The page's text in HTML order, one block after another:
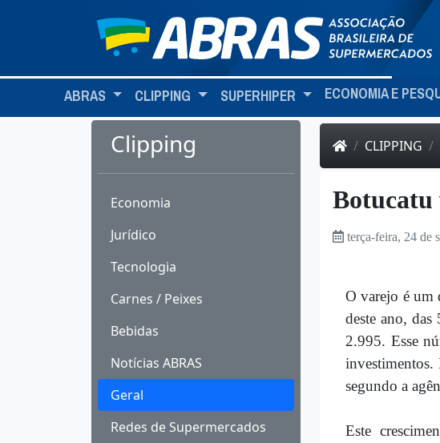
ABRAS CLIPPING SUPERHIPER ECONOMIA E
Clipping
Economia
Jurídico
Tecnologia
Carnes / Peixes
Bebidas
Notícias ABRAS
Geral
Redes de Supermercados
CLIPPING
Botucatu
terça-feira, 24 de
O varejo é um
deste ano,
2.995. Esse
investimentos.
segundo a
Este